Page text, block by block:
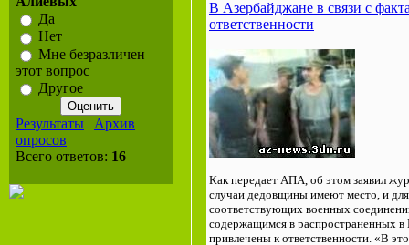
Да
Нет
Мне безразличен
этот вопрос
Другое
Результаты | Архив
опросов
Всего ответов: 16
В Азербайджане в связи с
ответственности
Как передает АПА, об этом заявил
случаи дедовщины имеют место, и
соответствующих военных
содержащимся в распространенных
привлечены к ответственности. «В